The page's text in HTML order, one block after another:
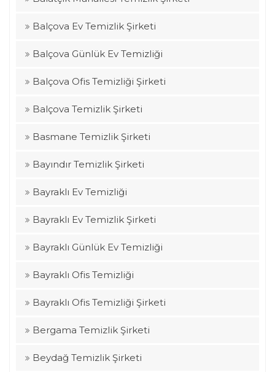
Balçova Ev Temizlik Şirketi
Balçova Günlük Ev Temizliği
Balçova Ofis Temizliği Şirketi
Balçova Temizlik Şirketi
Basmane Temizlik Şirketi
Bayındır Temizlik Şirketi
Bayraklı Ev Temizliği
Bayraklı Ev Temizlik Şirketi
Bayraklı Günlük Ev Temizliği
Bayraklı Ofis Temizliği
Bayraklı Ofis Temizliği Şirketi
Bergama Temizlik Şirketi
Beydağ Temizlik Şirketi